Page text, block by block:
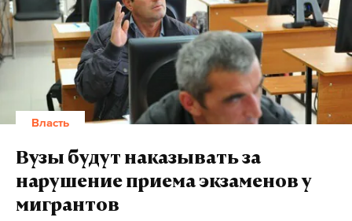
задается вопросом: как такое возможно? Ведь
тогда на Сямозере погибли 14 детей и выводы
должны быть сделаны.
«Приходится признать, что известная трагедия с
гибелью несовершеннолетних на Сямозере
повторилась ровно год спустя, но уже на Ладоге.
Тогда — воспитанники детского лагеря, сегодня —
подростки. Стоит ли ждать третьего случая?
Помимо карельских озер у нас достаточно
Власть
Вузы будут наказывать за
нарушение приема экзаменов у
мигрантов